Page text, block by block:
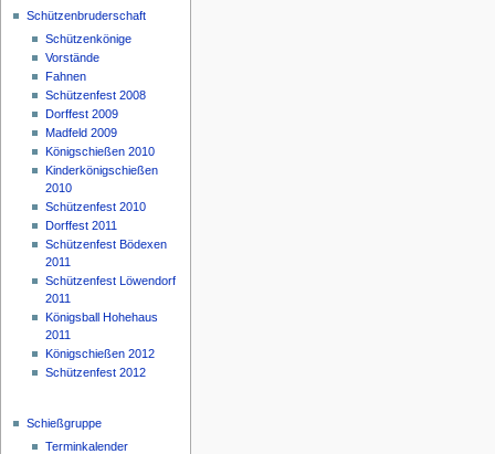
Schützenbruderschaft
Schützenkönige
Vorstände
Fahnen
Schützenfest 2008
Dorffest 2009
Madfeld 2009
Königschießen 2010
Kinderkönigschießen
2010
Schützenfest 2010
Dorffest 2011
Schützenfest Bödexen
2011
Schützenfest Löwendorf
2011
Königsball Hohehaus
2011
Königschießen 2012
Schützenfest 2012
Schießgruppe
Terminkalender